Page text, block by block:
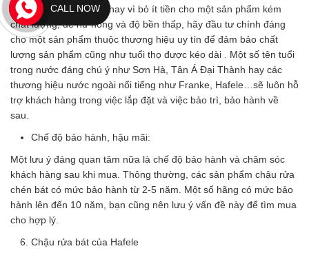
phù hợp với gia đình, thay vì bỏ ít tiền cho một sản phẩm kém
chất lượng, dễ hư hỏng và độ bền thấp, hãy đầu tư chính đáng
cho một sản phẩm thuộc thương hiệu uy tín để đảm bảo chất
lượng sản phẩm cũng như tuổi thọ được kéo dài . Một số tên tuổi
trong nước đáng chú ý như Sơn Hà, Tân Á Đại Thành hay các
thương hiệu nước ngoài nổi tiếng như Franke, Hafele…sẽ luôn hỗ
trợ khách hàng trong việc lắp đặt và việc bảo trì, bảo hành về
sau.
Chế độ bảo hành, hậu mãi:
Một lưu ý đáng quan tâm nữa là chế độ bảo hành và chăm sóc
khách hàng sau khi mua. Thông thường, các sản phẩm chậu rửa
chén bát có mức bảo hành từ 2-5 năm. Một số hãng có mức bảo
hành lên đến 10 năm, bạn cũng nên lưu ý vấn đề này để tìm mua
cho hợp lý.
Chậu rửa bát của Hafele
CALL NOW